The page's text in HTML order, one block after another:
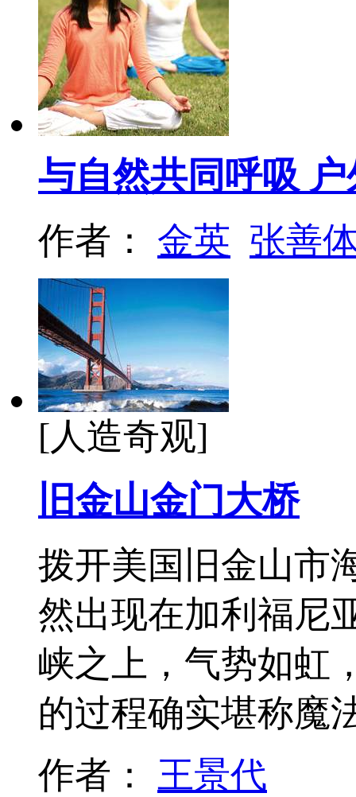
与自然共同呼吸
作者： 金英 张善
[人造奇观]
旧金山金门大桥
拨开美国旧金山市
然出现在加利福尼
峡之上，气势如虹
的过程确实堪称
作者： 王景代